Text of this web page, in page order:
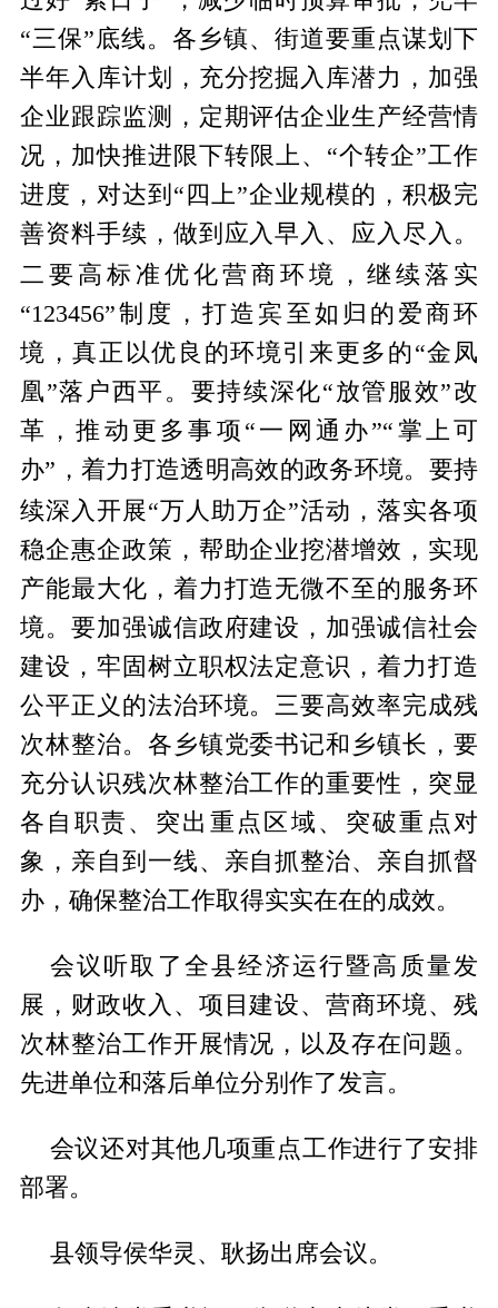
“三保”底线。各乡镇、街道要重点谋划下
半年入库计划，充分挖掘入库潜力，加强
企业跟踪监测，定期评估企业生产经营情
况，加快推进限下转限上、“个转企”工作
进度，对达到“四上”企业规模的，积极完
善资料手续，做到应入早入、应入尽入。
二要高标准优化营商环境，继续落实
“123456”制度，打造宾至如归的爱商环
境，真正以优良的环境引来更多的“金凤
凰”落户西平。要持续深化“放管服效”改
革，推动更多事项“一网通办”“掌上可
办”，着力打造透明高效的政务环境。要持
续深入开展“万人助万企”活动，落实各项
稳企惠企政策，帮助企业挖潜增效，实现
产能最大化，着力打造无微不至的服务环
境。要加强诚信政府建设，加强诚信社会
建设，牢固树立职权法定意识，着力打造
公平正义的法治环境。三要高效率完成残
次林整治。各乡镇党委书记和乡镇长，要
充分认识残次林整治工作的重要性，突显
各自职责、突出重点区域、突破重点对
象，亲自到一线、亲自抓整治、亲自抓督
办，确保整治工作取得实实在在的成效。
会议听取了全县经济运行暨高质量发
展，财政收入、项目建设、营商环境、残
次林整治工作开展情况，以及存在问题。
先进单位和落后单位分别作了发言。
会议还对其他几项重点工作进行了安排
部署。
县领导侯华灵、耿扬出席会议。